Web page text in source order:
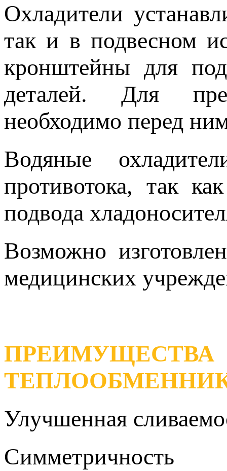
Охладители
так и в подвесном
кронштейны для
деталей. Для
необходимо перед
Водяные
противотока, так
подвода
Возможно
медицинских
Улучшенная
Симметричность